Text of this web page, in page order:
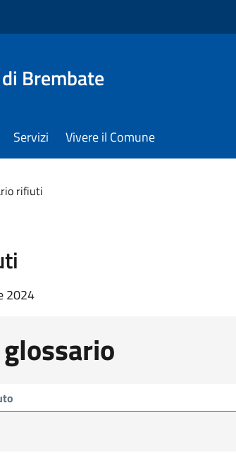
Brembate
Servizi Vivere il Comune
rifiuti
2024